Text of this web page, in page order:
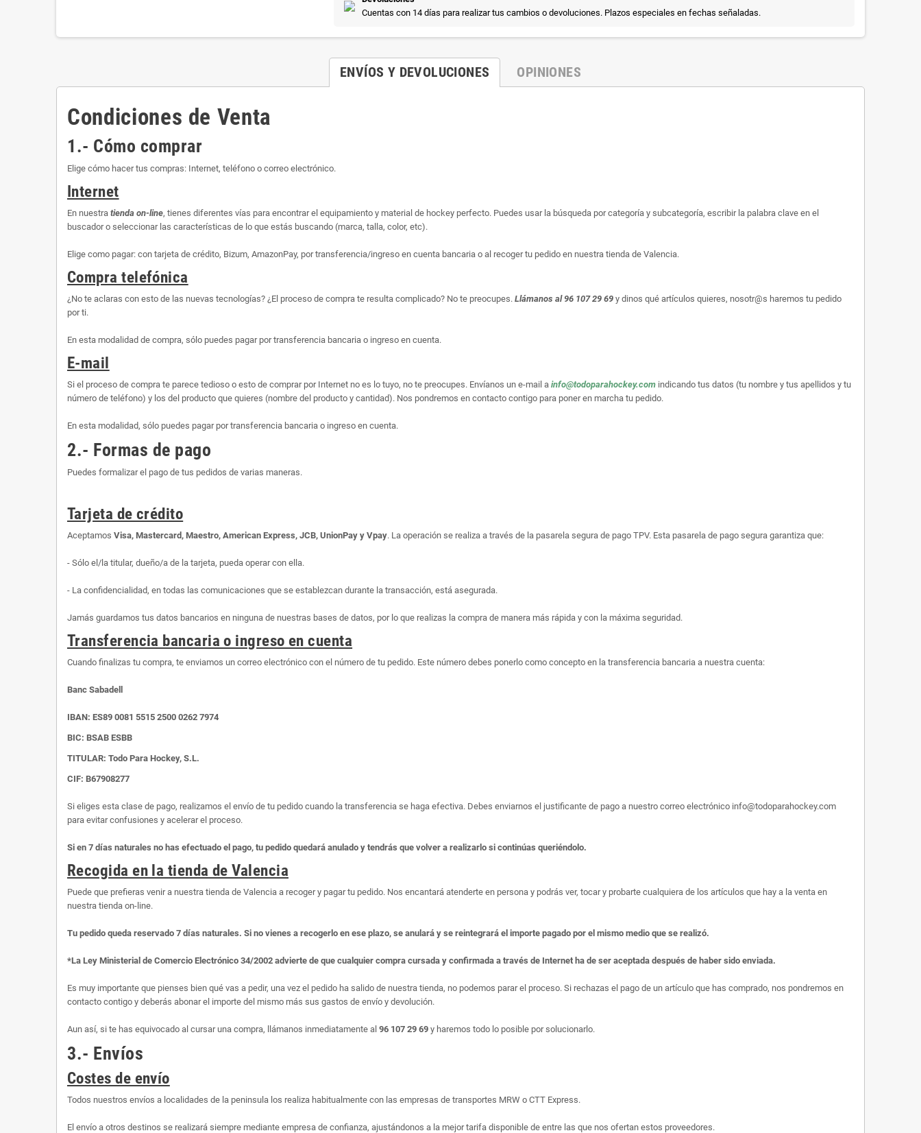
Cuentas con 14 días para realizar tus cambios o devoluciones. Plazos especiales en fechas señaladas.
ENVÍOS Y DEVOLUCIONES OPINIONES
Condiciones de Venta
1.- Cómo comprar
Elige cómo hacer tus compras: Internet, teléfono o correo electrónico.
Internet
En nuestra tienda on-line, tienes diferentes vías para encontrar el equipamiento y material de hockey perfecto. Puedes usar la búsqueda por categoría y subcategoría, escribir la palabra clave en el
buscador o seleccionar las características de lo que estás buscando (marca, talla, color, etc).
Elige como pagar: con tarjeta de crédito, Bizum, AmazonPay, por transferencia/ingreso en cuenta bancaria o al recoger tu pedido en nuestra tienda de Valencia.
Compra telefónica
¿No te aclaras con esto de las nuevas tecnologías? ¿El proceso de compra te resulta complicado? No te preocupes. Llámanos al 96 107 29 69 y dinos qué artículos quieres, nosotr@s haremos tu pedido
por ti.
En esta modalidad de compra, sólo puedes pagar por transferencia bancaria o ingreso en cuenta.
E-mail
Si el proceso de compra te parece tedioso o esto de comprar por Internet no es lo tuyo, no te preocupes. Envíanos un e-mail a info@todoparahockey.com indicando tus datos (tu nombre y tus apellidos y tu
número de teléfono) y los del producto que quieres (nombre del producto y cantidad). Nos pondremos en contacto contigo para poner en marcha tu pedido.
En esta modalidad, sólo puedes pagar por transferencia bancaria o ingreso en cuenta.
2.- Formas de pago
Puedes formalizar el pago de tus pedidos de varias maneras.
Tarjeta de crédito
Aceptamos Visa, Mastercard, Maestro, American Express, JCB, UnionPay y Vpay. La operación se realiza a través de la pasarela segura de pago TPV. Esta pasarela de pago segura garantiza que:
- Sólo el/la titular, dueño/a de la tarjeta, pueda operar con ella.
- La confidencialidad, en todas las comunicaciones que se establezcan durante la transacción, está asegurada.
Jamás guardamos tus datos bancarios en ninguna de nuestras bases de datos, por lo que realizas la compra de manera más rápida y con la máxima seguridad.
Transferencia bancaria o ingreso en cuenta
Cuando finalizas tu compra, te enviamos un correo electrónico con el número de tu pedido. Este número debes ponerlo como concepto en la transferencia bancaria a nuestra cuenta:
Banc Sabadell
IBAN: ES89 0081 5515 2500 0262 7974
BIC: BSAB ESBB
TITULAR: Todo Para Hockey, S.L.
CIF: B67908277
Si eliges esta clase de pago, realizamos el envío de tu pedido cuando la transferencia se haga efectiva. Debes enviarnos el justificante de pago a nuestro correo electrónico info@todoparahockey.com
para evitar confusiones y acelerar el proceso.
Si en 7 días naturales no has efectuado el pago, tu pedido quedará anulado y tendrás que volver a realizarlo si continúas queriéndolo.
Recogida en la tienda de Valencia
Puede que prefieras venir a nuestra tienda de Valencia a recoger y pagar tu pedido. Nos encantará atenderte en persona y podrás ver, tocar y probarte cualquiera de los artículos que hay a la venta en
nuestra tienda on-line.
Tu pedido queda reservado 7 días naturales. Si no vienes a recogerlo en ese plazo, se anulará y se reintegrará el importe pagado por el mismo medio que se realizó.
*La Ley Ministerial de Comercio Electrónico 34/2002 advierte de que cualquier compra cursada y confirmada a través de Internet ha de ser aceptada después de haber sido enviada.
Es muy importante que pienses bien qué vas a pedir, una vez el pedido ha salido de nuestra tienda, no podemos parar el proceso. Si rechazas el pago de un artículo que has comprado, nos pondremos en
contacto contigo y deberás abonar el importe del mismo más sus gastos de envío y devolución.
Aun así, si te has equivocado al cursar una compra, llámanos inmediatamente al 96 107 29 69 y haremos todo lo posible por solucionarlo.
3.- Envíos
Costes de envío
Todos nuestros envíos a localidades de la peninsula los realiza habitualmente con las empresas de transportes MRW o CTT Express.
El envío a otros destinos se realizará siempre mediante empresa de confianza, ajustándonos a la mejor tarifa disponible de entre las que nos ofertan estos proveedores.